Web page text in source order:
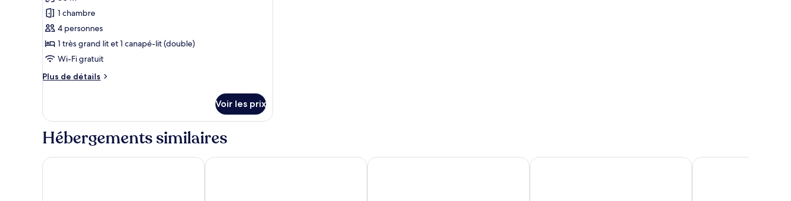
doubles
pour
ce
type
de
chambre :
Suite
très
grand
lit
et
1
1 chambre
4 personnes
1 très grand lit et 1 canapé-lit (double)
Wi-Fi gratuit
Plus de détails
Plus
le
type
de
Suite
Voir les prix
Hébergements similaires
Maritim Hotel München Courtyard by Marriott Munich City CenterEden Hotel Wolff Eurostars Grand Central NH Collection